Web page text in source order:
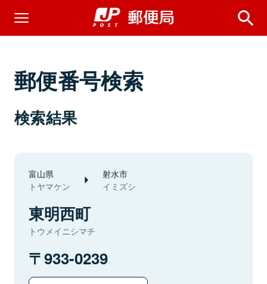
郵便番号検索
検索結果
富山県
トヤマケン
射水市
イミズシ
東明西町
トウメイニシマチ
933-0239